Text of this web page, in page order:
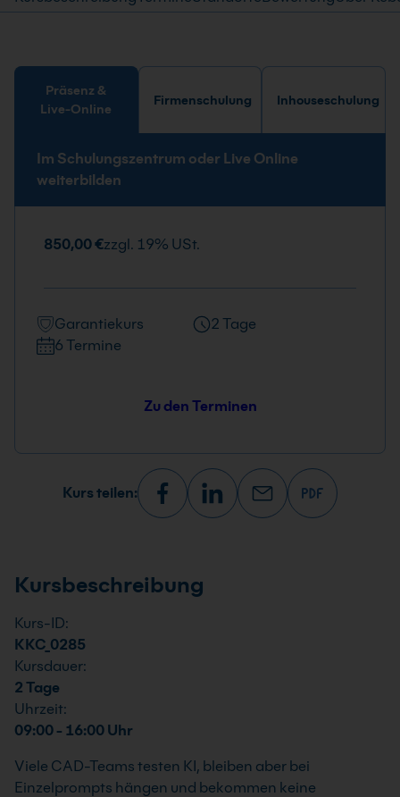
Präsenz &
Live-Online
Firmenschulung Inhouseschulung
Im Schulungszentrum oder Live Online
weiterbilden
850,00 €zzgl. 19% USt.
Garantiekurs
2 Tage
6 Termine
Zu den Terminen
Kurs teilen:
Kursbeschreibung
Kurs-ID:
KKC_0285
Kursdauer:
2 Tage
Uhrzeit:
09:00 - 16:00 Uhr
Viele CAD-Teams testen KI, bleiben aber bei
Einzelprompts hängen und bekommen keine